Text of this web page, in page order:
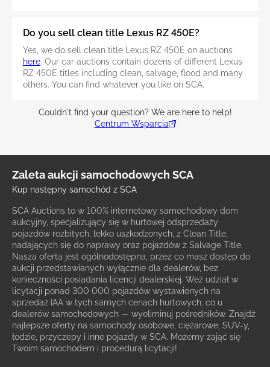
Do you sell clean title Lexus RZ 450E?
Yes, we do sell clean title Lexus RZ 450E on auctions
here. Our car auctions contain dozens of different Lexus
RZ 450E titles including clean, salvage, flood and many
others. You can find whatever you like on SCA.
Couldn't find your question? We are here to help!
Centrum Wsparcia
Zaleta aukcji samochodowych SCA
Kup następny samochód z SCA
SCA Auctions to w 100% internetowy samochodowy dom
aukcyjny, specjalizujący się w hurtowej odsprzedaży
pojazdów rozbitych, lekko uszkodzonych, z Clean Title,
nadających się do naprawy oraz pojazdów z Salvage Title.
Nasza oferta jest ogólnodostępna, przez co masz dostęp do
aukcji przedstawianych wyłącznie dla dealerów, bez
konieczności posiadania licencji dealerskiej. Weź udział w
licytacji ponad 300 000 pojazdów wystawionych na
sprzedaż IAA w tych samych cenach hurtowych, co u
dealerów samochodowych — wyeliminuj pośredników. Znajdź
najlepsze oferty na samochody osobowe, ciężarowe, SUV-y,
łodzie, przyczepy i inne pojazdy w SCA. Możemy zająć się
Twoim samochodem i procedurą licytacji!